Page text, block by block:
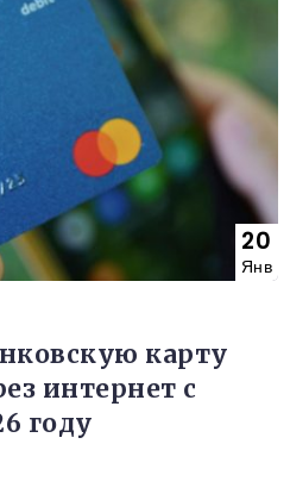
20
Янв
карту
интернет с
году